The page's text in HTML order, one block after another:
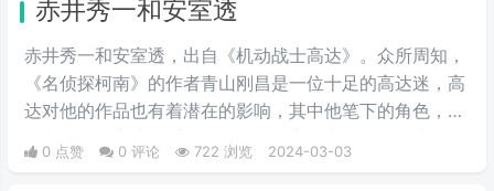
赤井秀一和安室透
赤井秀一和安室透，出自《机动战士高达》。众所周知，
《名侦探柯南》的作者青山刚昌是一位十足的高达迷，高
达对他的作品也有着潜在的影响，其中他笔下的角色，很
多都有用《高达》系列的角色的名字作为梗，例如赤井秀
一的名字就是夏亚的别名“赤色彗星”中取的，安室透的日
0 点赞 0 评论 722 浏览 2024-03-03